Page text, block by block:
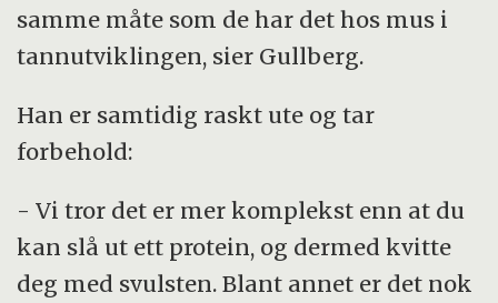
samme måte som de har det hos mus i
tannutviklingen, sier Gullberg.
Han er samtidig raskt ute og tar
forbehold:
- Vi tror det er mer komplekst enn at du
kan slå ut ett protein, og dermed kvitte
deg med svulsten. Blant annet er det nok